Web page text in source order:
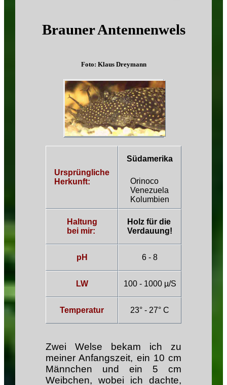
Brauner Antennenwels
Foto: Klaus Dreymann
Ursprüngliche
Herkunft:
Südamerika
Orinoco
Venezuela
Kolumbien
Haltung
bei mir:
Holz für die
Verdauung!
pH 6 - 8
LW 100 - 1000 µ/S
Temperatur 23° - 27° C
Zwei Welse bekam ich zu
meiner Anfangszeit, ein 10 cm
Männchen und ein 5 cm
Weibchen, wobei ich dachte,